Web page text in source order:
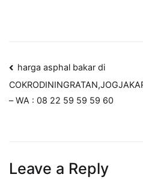
Post
navigation
harga asphal bakar di
– WA : 08 22 59 59 59 60
Leave a Reply